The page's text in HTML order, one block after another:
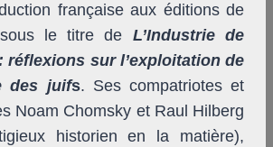
française aux éditions de
le titre de L’Industrie de
réflexions sur l’exploitation de
des juifs. Ses compatriotes et
Noam Chomsky et Raul Hilberg
historien en la matière),